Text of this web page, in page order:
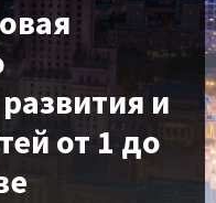
и
от 1 до